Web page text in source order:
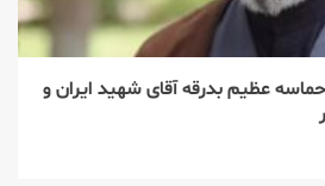
حماسه عظیم بدرقه آقای شهید ایران و